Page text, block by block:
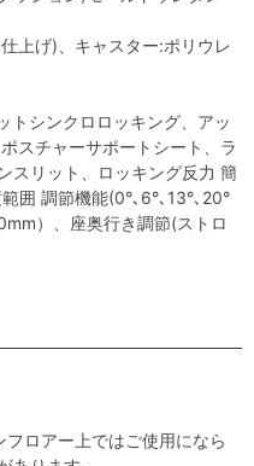
上げ)、キャスター:ポリウレ
トシンクロロッキング、アッ
スチャーサポートシート、ラ
スリット、ロッキング反力 簡
囲 調節機能(0°､6°､13°､20°
）、座奥行き調節(ストロ
ロアー上ではご使用になら